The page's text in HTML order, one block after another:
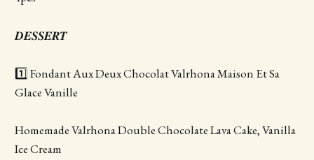
𝑫𝑬𝑺𝑺𝑬𝑹𝑻
1️⃣ Fondant Aux Deux Chocolat Valrhona Maison Et Sa
Glace Vanille
Homemade Valrhona Double Chocolate Lava Cake, Vanilla
Ice Cream